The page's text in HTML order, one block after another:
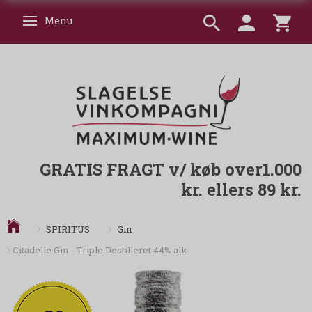
Skifte navigation
Menu
GRATIS FRAGT v/ køb over1.000
kr. ellers 89 kr.
SPIRITUS
Gin
Citadelle Gin - Triple Destilleret 44% alk.